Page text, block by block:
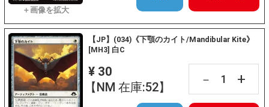
【JP】(034)《下顎のカイト/Mandibular Kite》
[MH3] 白C
¥ 30
【NM 在庫:52】
－ +